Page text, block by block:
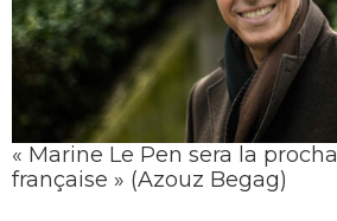
« Marine Le Pen sera la
française » (Azouz Begag)